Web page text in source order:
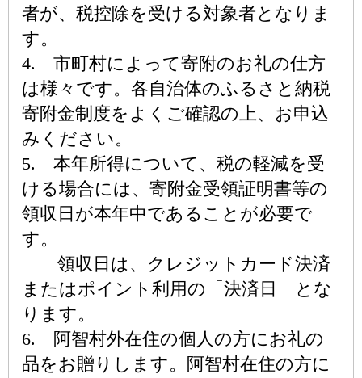
者が、税控除を受ける対象者となりま
す。
4. 市町村によって寄附のお礼の仕方
は様々です。各自治体のふるさと納税
寄附金制度をよくご確認の上、お申込
みください。
5. 本年所得について、税の軽減を受
ける場合には、寄附金受領証明書等の
領収日が本年中であることが必要で
す。
領収日は、クレジットカード決済
またはポイント利用の「決済日」とな
ります。
6. 阿智村外在住の個人の方にお礼の
品をお贈りします。阿智村在住の方に